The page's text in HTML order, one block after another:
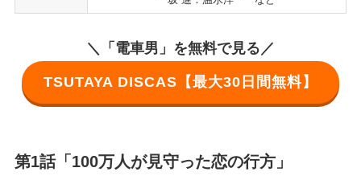
＼「電車男」を無料で見る／
TSUTAYA DISCAS【最大30日間無料】
第1話「100万人が見守った恋の行方」